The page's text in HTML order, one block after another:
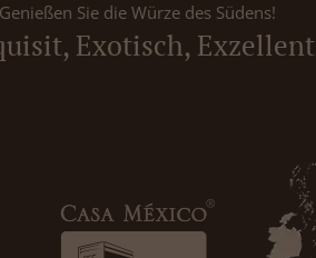
Genießen Sie die Würze des Südens!
Exotisch, Exzellent